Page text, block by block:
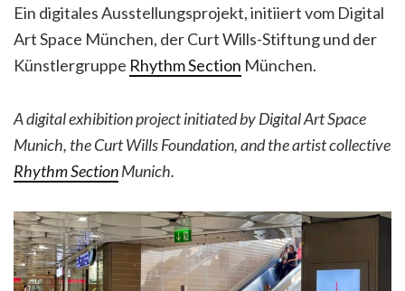
Ein digitales Ausstellungsprojekt, initiiert vom Digital
Art Space München, der Curt Wills-Stiftung und der
Künstlergruppe Rhythm Section München.
A digital exhibition project initiated by Digital Art Space
Munich, the Curt Wills Foundation, and the artist collective
Rhythm SectionMunich.